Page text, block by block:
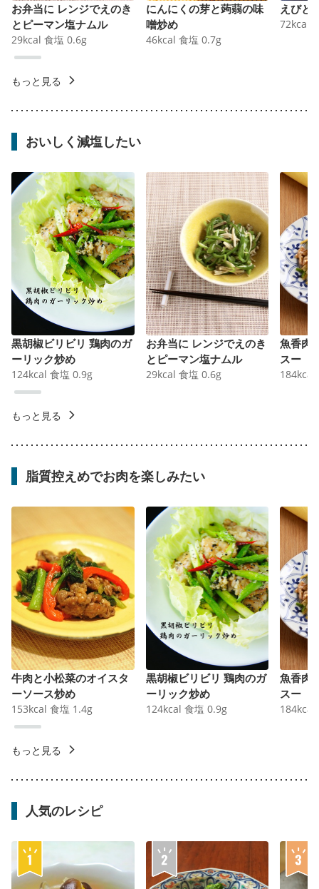
お弁当に レンジでえのき
とピーマン塩ナムル
29kcal 食塩 0.6g
にんにくの芽と蒟蒻の味
噌炒め
46kcal 食塩 0.7g
えびと
72kcal
もっと見る
おいしく減塩したい
黒胡椒ビリビリ 鶏肉のガ
ーリック炒め
124kcal 食塩 0.9g
お弁当に レンジでえのき
とピーマン塩ナムル
29kcal 食塩 0.6g
魚香肉
スー
184kcal
もっと見る
脂質控えめでお肉を楽しみたい
牛肉と小松菜のオイスタ
ーソース炒め
153kcal 食塩 1.4g
黒胡椒ビリビリ 鶏肉のガ
ーリック炒め
124kcal 食塩 0.9g
魚香肉
スー
184kcal
もっと見る
人気のレシピ